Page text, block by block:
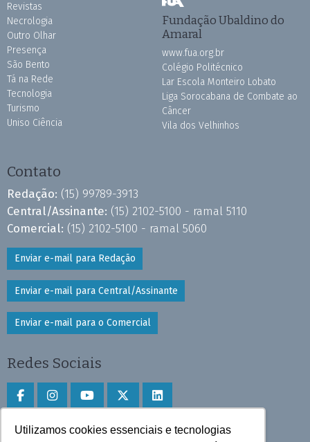
Utilizamos cookies essenciais e tecnologias
Revistas
Necrologia
Outro Olhar
Presença
São Bento
Tá na Rede
Tecnologia
Turismo
Uniso Ciência
Fundação Ubaldino do
Amaral
www.fua.org.br
Colégio Politécnico
Lar Escola Monteiro Lobato
Liga Sorocabana de Combate ao
Câncer
Vila dos Velhinhos
Contato
Redação: (15) 99789-3913
Central/Assinante: (15) 2102-5100 - ramal 5110
Comercial: (15) 2102-5100 - ramal 5060
Enviar e-mail para Redação
Enviar e-mail para Central/Assinante
Enviar e-mail para o Comercial
Redes Sociais
Faça download do aplicativo